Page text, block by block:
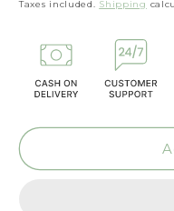
Taxes included. Shipping